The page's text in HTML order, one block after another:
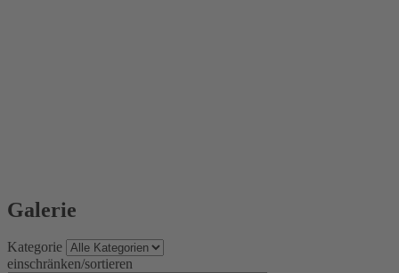
Galerie
Kategorie
einschränken/sortieren